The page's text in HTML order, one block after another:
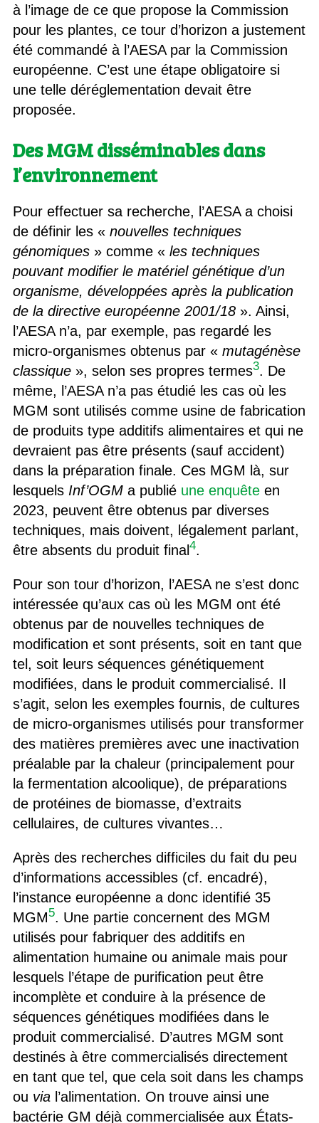
à l’image de ce que propose la Commission
pour les plantes, ce tour d’horizon a justement
été commandé à l’AESA par la Commission
européenne. C’est une étape obligatoire si
une telle déréglementation devait être
proposée.
Des MGM disséminables dans
l’environnement
Pour effectuer sa recherche, l’AESA a choisi
de définir les « nouvelles techniques
génomiques» comme « les techniques
pouvant modifier le matériel génétique d’un
organisme, développées après la publication
de la directive européenne 2001/18». Ainsi,
l’AESA n’a, par exemple, pas regardé les
micro-organismes obtenus par « mutagénèse
classique», selon ses propres termes3. De
même, l’AESA n’a pas étudié les cas où les
MGM sont utilisés comme usine de fabrication
de produits type additifs alimentaires et qui ne
devraient pas être présents (sauf accident)
dans la préparation finale. Ces MGM là, sur
lesquels Inf’OGMa publié une enquêteen
2023, peuvent être obtenus par diverses
techniques, mais doivent, légalement parlant,
être absents du produit final 4.
Pour son tour d’horizon, l’AESA ne s’est donc
intéressée qu’aux cas où les MGM ont été
obtenus par de nouvelles techniques de
modification et sont présents, soit en tant que
tel, soit leurs séquences génétiquement
modifiées, dans le produit commercialisé. Il
s’agit, selon les exemples fournis, de cultures
de micro-organismes utilisés pour transformer
des matières premières avec une inactivation
préalable par la chaleur (principalement pour
la fermentation alcoolique), de préparations
de protéines de biomasse, d’extraits
cellulaires, de cultures vivantes…
Après des recherches difficiles du fait du peu
d’informations accessibles (cf. encadré),
l’instance européenne a donc identifié 35
MGM5. Une partie concernent des MGM
utilisés pour fabriquer des additifs en
alimentation humaine ou animale mais pour
lesquels l’étape de purification peut être
incomplète et conduire à la présence de
séquences génétiques modifiées dans le
produit commercialisé. D’autres MGM sont
destinés à être commercialisés directement
en tant que tel, que cela soit dans les champs
ou vial’alimentation. On trouve ainsi une
bactérie GM déjà commercialisée aux États-